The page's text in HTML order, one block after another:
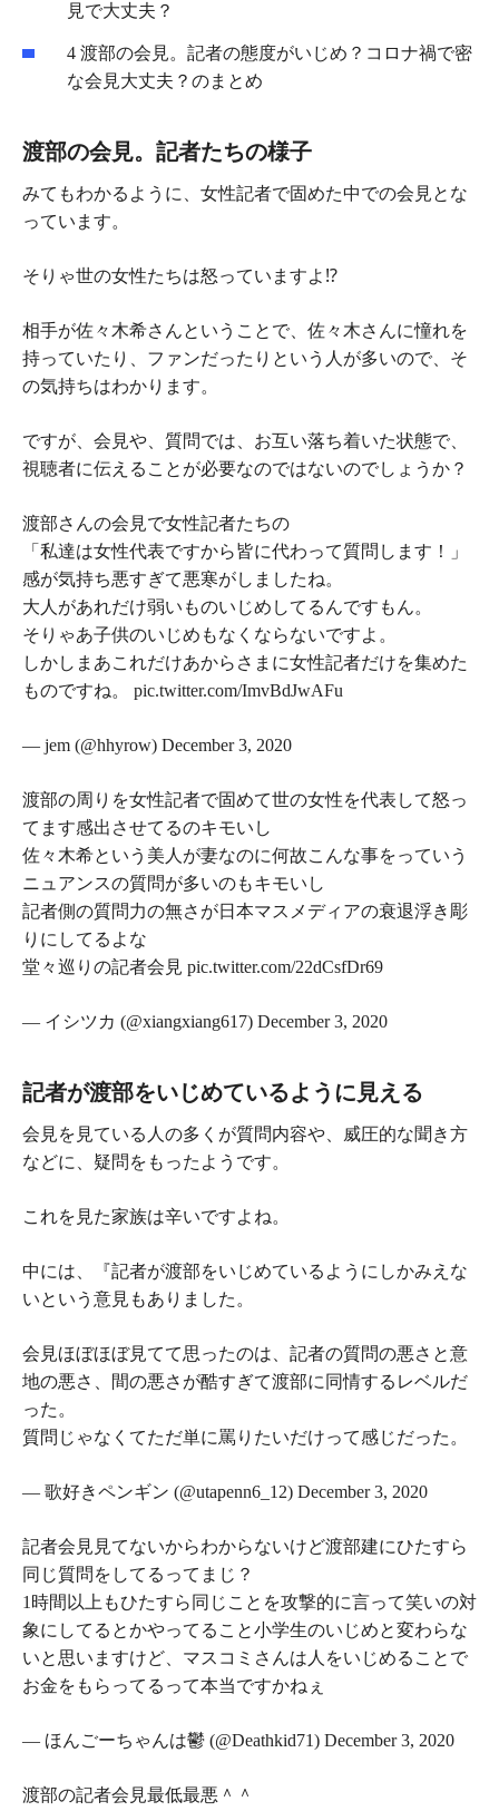
見で大丈夫？
4 渡部の会見。記者の態度がいじめ？コロナ禍で密
な会見大丈夫？のまとめ
渡部の会見。記者たちの様子
みてもわかるように、女性記者で固めた中での会見とな
っています。
そりゃ世の女性たちは怒っていますよ⁉
相手が佐々木希さんということで、佐々木さんに憧れを
持っていたり、ファンだったりという人が多いので、そ
の気持ちはわかります。
ですが、会見や、質問では、お互い落ち着いた状態で、
視聴者に伝えることが必要なのではないのでしょうか？
渡部さんの会見で女性記者たちの
「私達は女性代表ですから皆に代わって質問します！」
感が気持ち悪すぎて悪寒がしましたね。
大人があれだけ弱いものいじめしてるんですもん。
そりゃあ子供のいじめもなくならないですよ。
しかしまあこれだけあからさまに女性記者だけを集めた
ものですね。 pic.twitter.com/ImvBdJwAFu
— jem (@hhyrow) December 3, 2020
渡部の周りを女性記者で固めて世の女性を代表して怒っ
てます感出させてるのキモいし
佐々木希という美人が妻なのに何故こんな事をっていう
ニュアンスの質問が多いのもキモいし
記者側の質問力の無さが日本マスメディアの衰退浮き彫
りにしてるよな
堂々巡りの記者会見 pic.twitter.com/22dCsfDr69
— イシツカ (@xiangxiang617) December 3, 2020
記者が渡部をいじめているように見える
会見を見ている人の多くが質問内容や、威圧的な聞き方
などに、疑問をもったようです。
これを見た家族は辛いですよね。
中には、『記者が渡部をいじめているようにしかみえな
いという意見もありました。
会見ほぼほぼ見てて思ったのは、記者の質問の悪さと意
地の悪さ、間の悪さが酷すぎて渡部に同情するレベルだ
った。
質問じゃなくてただ単に罵りたいだけって感じだった。
— 歌好きペンギン (@utapenn6_12) December 3, 2020
記者会見見てないからわからないけど渡部建にひたすら
同じ質問をしてるってまじ？
1時間以上もひたすら同じことを攻撃的に言って笑いの対
象にしてるとかやってること小学生のいじめと変わらな
いと思いますけど、マスコミさんは人をいじめることで
お金をもらってるって本当ですかねぇ
— ほんごーちゃんは鬱 (@Deathkid71) December 3, 2020
渡部の記者会見最低最悪＾＾